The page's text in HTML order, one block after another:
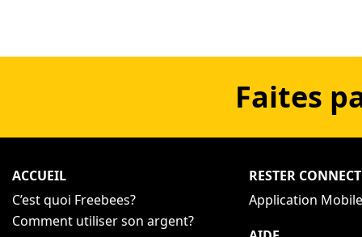
Faites
ACCUEIL
C’est quoi Freebees?
Comment utiliser son argent?
RESTER
Application Mobile